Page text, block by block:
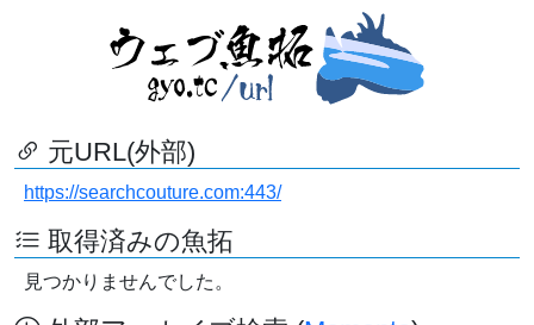
元URL(外部)
https://searchcouture.com:443/
取得済みの魚拓
見つかりませんでした。